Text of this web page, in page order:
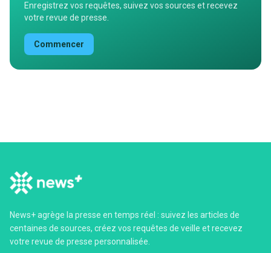
Enregistrez vos requêtes, suivez vos sources et recevez
votre revue de presse.
Commencer
News+ agrège la presse en temps réel : suivez les articles de
centaines de sources, créez vos requêtes de veille et recevez
votre revue de presse personnalisée.